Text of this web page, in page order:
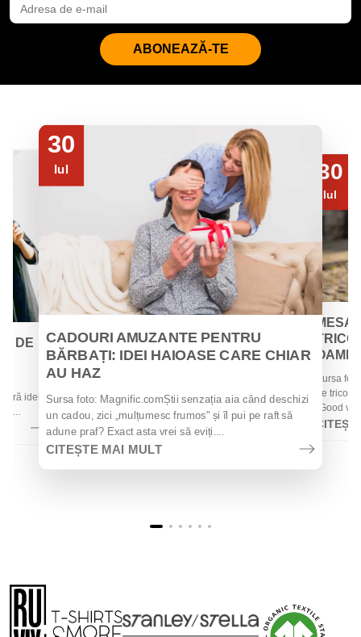
ABONEAZĂ-TE
DE
idei
la...
30
Iul
CADOURI AMUZANTE PENTRU
BĂRBAȚI: IDEI HAIOASE CARE CHIAR
AU HAZ
Sursa foto: Magnific.comȘtii senzația aia când deschizi
un cadou, zici „mulțumesc frumos" și îl pui pe raft să
adune praf? Exact asta vrei să eviți....
CITEȘTE MAI MULT
30
Iul
Sursa
de
„Good